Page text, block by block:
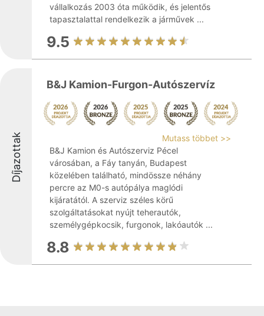
vállalkozás 2003 óta működik, és jelentős
tapasztalattal rendelkezik a járművek ...
9.5
Díjazottak
B&J Kamion-Furgon-Autószervíz
Mutass többet >>
B&J Kamion és Autószerviz Pécel
városában, a Fáy tanyán, Budapest
közelében található, mindössze néhány
percre az M0-s autópálya maglódi
kijáratától. A szerviz széles körű
szolgáltatásokat nyújt teherautók,
személygépkocsik, furgonok, lakóautók ...
8.8